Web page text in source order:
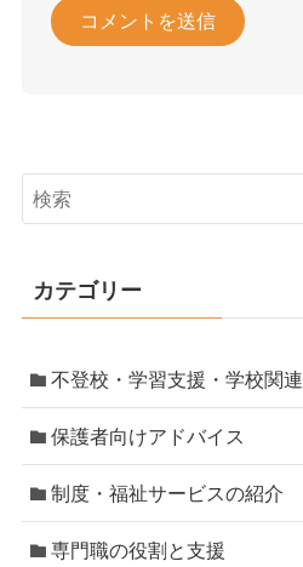
カテゴリー
不登校・学習支援・学校関連
保護者向けアドバイス
制度・福祉サービスの紹介
専門職の役割と支援